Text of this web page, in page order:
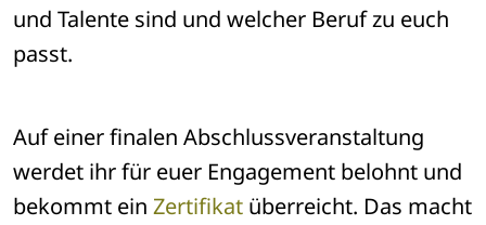
und Talente sind und welcher Beruf zu euch
passt.
Auf einer finalen Abschlussveranstaltung
werdet ihr für euer Engagement belohnt und
bekommt ein Zertifikat überreicht. Das macht